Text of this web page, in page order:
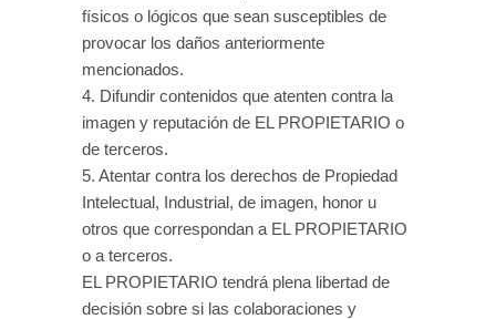
físicos o lógicos que sean susceptibles de
provocar los daños anteriormente
mencionados.
4. Difundir contenidos que atenten contra la
imagen y reputación de EL PROPIETARIO o
de terceros.
5. Atentar contra los derechos de Propiedad
Intelectual, Industrial, de imagen, honor u
otros que correspondan a EL PROPIETARIO
o a terceros.
EL PROPIETARIO tendrá plena libertad de
decisión sobre si las colaboraciones y